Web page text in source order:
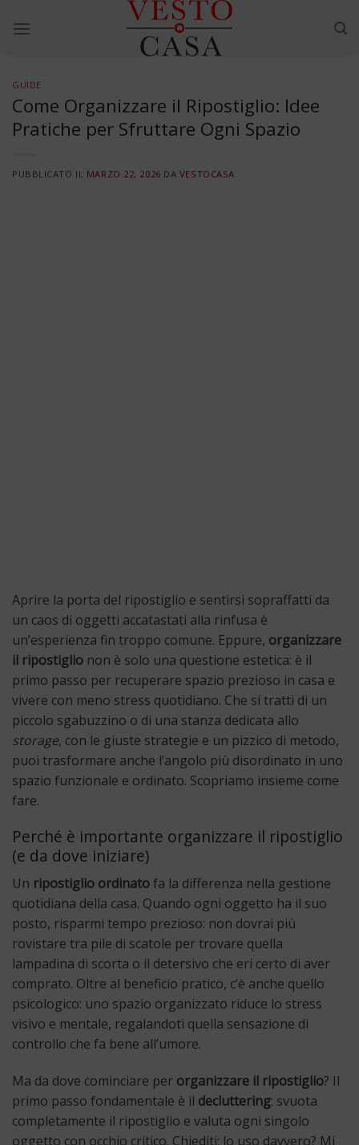
GUIDE
Come Organizzare il Ripostiglio: Idee
Pratiche per Sfruttare Ogni Spazio
PUBBLICATO IL MARZO 22, 2026 DA VESTOCASA
Aprire la porta del ripostiglio e sentirsi sopraffatti da
un caos di oggetti accatastati alla rinfusa è
un’esperienza fin troppo comune. Eppure, organizzare
il ripostiglio non è solo una questione estetica: è il
primo passo per recuperare spazio prezioso in casa e
vivere con meno stress quotidiano. Che si tratti di un
piccolo sgabuzzino o di una stanza dedicata allo
storage, con le giuste strategie e un pizzico di metodo,
puoi trasformare anche l’angolo più disordinato in uno
spazio funzionale e ordinato. Scopriamo insieme come
fare.
Perché è importante organizzare il ripostiglio
(e da dove iniziare)
Un ripostiglio ordinatofa la differenza nella gestione
quotidiana della casa. Quando ogni oggetto ha il suo
posto, risparmi tempo prezioso: non dovrai più
rovistare tra pile di scatole per trovare quella
lampadina di scorta o il detersivo che eri certo di aver
comprato. Oltre al beneficio pratico, c’è anche quello
psicologico: uno spazio organizzato riduce lo stress
visivo e mentale, regalandoti quella sensazione di
controllo che fa bene all’umore.
Ma da dove cominciare per organizzare il ripostiglio? Il
primo passo fondamentale è il decluttering: svuota
completamente il ripostiglio e valuta ogni singolo
oggetto con occhio critico. Chiediti: lo uso davvero? Mi